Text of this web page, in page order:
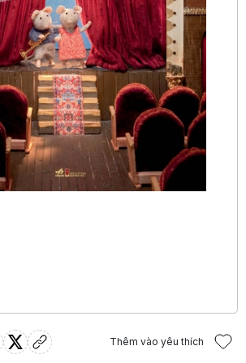
Thêm vào yêu thích